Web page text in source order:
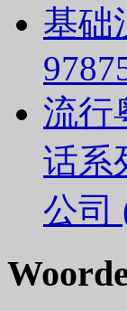
基础
流行
话系
公司